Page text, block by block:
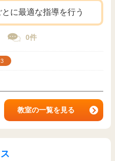
に最適な指導を行う
0件
教室の一覧を見る